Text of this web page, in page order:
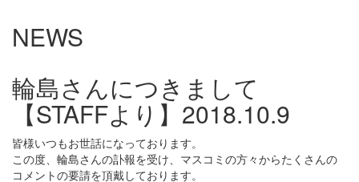
NEWS
輪島さんにつきまして
【STAFFより】 2018.10.9
皆様いつもお世話になっております。
この度、輪島さんの訃報を受け、マスコミの方々からたくさんの
コメントの要請を頂戴しております。